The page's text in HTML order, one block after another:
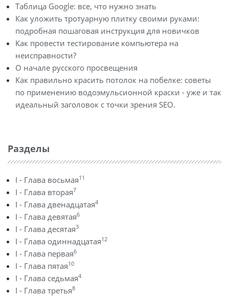
Таблица Google: все, что нужно знать
Как уложить тротуарную плитку своими руками:
подробная пошаговая инструкция для новичков
Как провести тестирование компьютера на
неисправности?
О начале русского просвещения
Как правильно красить потолок на побелке: советы
по применению водоэмульсионной краски - уже и так
идеальный заголовок с точки зрения SEO.
Разделы
I - Глава восьмая11
I - Глава вторая7
I - Глава двенадцатая4
I - Глава девятая6
I - Глава десятая3
I - Глава одиннадцатая12
I - Глава первая6
I - Глава пятая10
I - Глава седьмая4
I - Глава третья8